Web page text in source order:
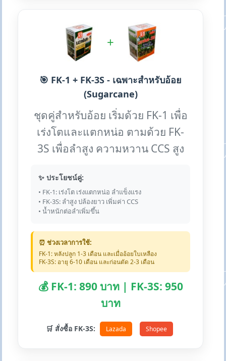
+
🎯 FK-1 + FK-3S - เฉพาะสำหรับอ้อย
(Sugarcane)
ชุดคู่สำหรับอ้อย เริ่มด้วย FK-1 เพื่อ
เร่งโตและแตกหน่อ ตามด้วย FK-
3S เพื่อลำสูง ความหวาน CCS สูง
✨ ประโยชน์คู่:
• FK-1: เร่งโต เร่งแตกหน่อ ลำแข็งแรง
• FK-3S: ลำสูง ปล้องยาว เพิ่มค่า CCS
• น้ำหนักต่อลำเพิ่มขึ้น
⏰ ช่วงเวลาการใช้:
FK-1: หลังปลูก 1-3 เดือน และเมื่ออ้อยใบเหลือง
FK-3S: อายุ 6-10 เดือน และก่อนตัด 2-3 เดือน
💰 FK-1: 890 บาท | FK-3S: 950
บาท
🛒 สั่งซื้อ FK-3S: Lazada Shopee